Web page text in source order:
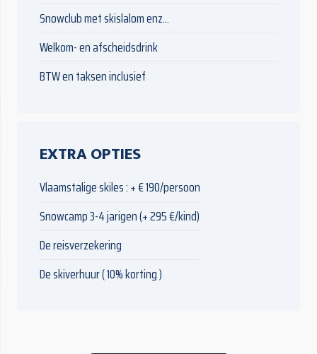
Snowclub met skislalom enz...
Welkom- en afscheidsdrink
BTW en taksen inclusief
EXTRA OPTIES
Vlaamstalige skiles : + € 190/persoon
Snowcamp 3-4 jarigen (+ 295 €/kind)
De reisverzekering
De skiverhuur ( 10% korting )